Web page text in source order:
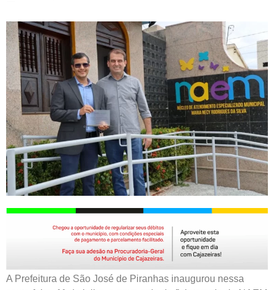
A Prefeitura de São José de Piranhas inaugurou nessa